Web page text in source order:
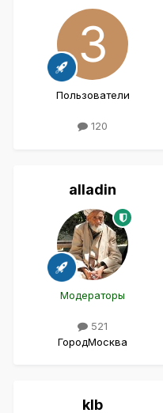
Пользователи
120
alladin
Модераторы
521
ГородМосква
klb